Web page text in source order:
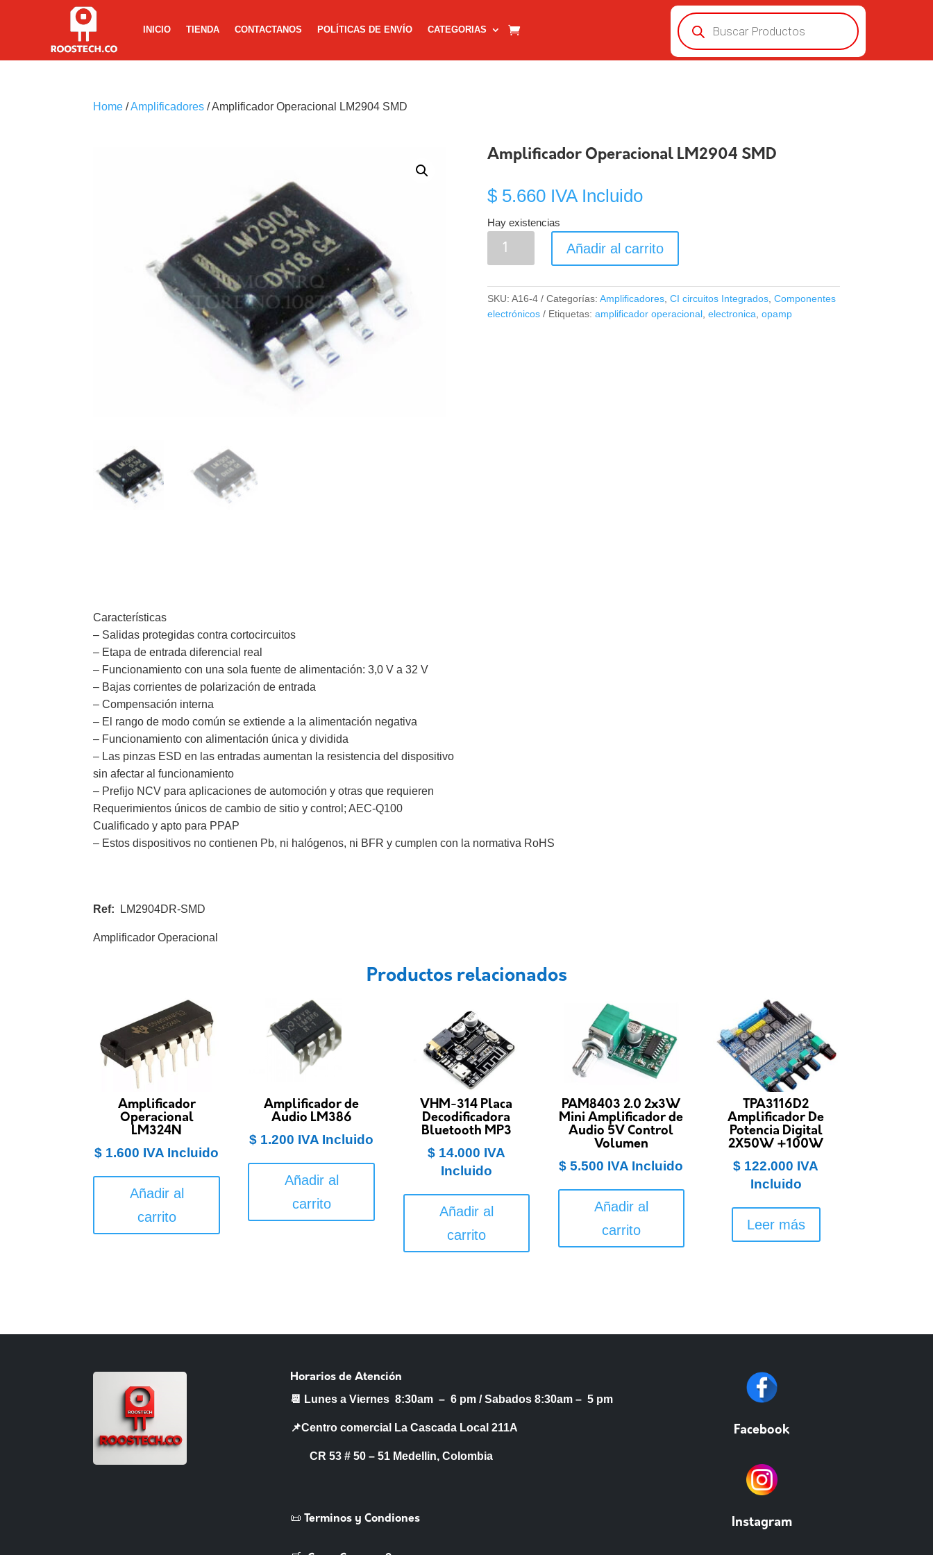
INICIO TIENDA CONTACTANOS POLÍTICAS DE ENVÍO CATEGORIAS
Búsqueda
de
productos
Home /Amplificadores / Amplificador Operacional LM2904 SMD
Amplificador Operacional LM2904 SMD
$5.660 IVA Incluido
Hay existencias
Amplificador
cantidad
Añadir al carrito
SKU: A16-4 Categorías: Amplificadores, CI circuitos Integrados, Componentes
electrónicos
Etiquetas: amplificador operacional, electronica opamp
Características
– Salidas protegidas contra cortocircuitos
– Etapa de entrada diferencial real
– Funcionamiento con una sola fuente de alimentación: 3,0 V a 32 V
– Bajas corrientes de polarización de entrada
– Compensación interna
– El rango de modo común se extiende a la alimentación negativa
– Funcionamiento con alimentación única y dividida
– Las pinzas ESD en las entradas aumentan la resistencia del dispositivo
sin afectar al funcionamiento
– Prefijo NCV para aplicaciones de automoción y otras que requieren
Requerimientos únicos de cambio de sitio y control; AEC-Q100
Cualificado y apto para PPAP
– Estos dispositivos no contienen Pb, ni halógenos, ni BFR y cumplen con la normativa RoHS
Ref: LM2904DR-SMD
Amplificador Operacional
Productos relacionados
Amplificador
Operacional
LM324N
$ 1.600 IVA Incluido
Añadir al
carrito
Amplificador de
Audio LM386
$ 1.200 IVA Incluido
Añadir al
carrito
VHM-314 Placa
Decodificadora
Bluetooth MP3
$14.000 IVA
Incluido
Añadir al
carrito
PAM8403 2.0 2x3W
Mini Amplificador de
Audio 5V Control
Volumen
$ 5.500 IVA Incluido
Añadir al
carrito
TPA3116D2
Amplificador De
Potencia Digital
2X50W +100W
$ 122.000 IVA
Incluido
Leer más
Horarios de Atención
📆 Lunes a Viernes 8:30am – 6 pm /Sabados 8:30am – 5 pm
📌Centro comercial La Cascada Local 211A
CR 53 # 50 – 51 Medellin, Colombia
📜 Terminos y Condiones
Facebook
Instagram